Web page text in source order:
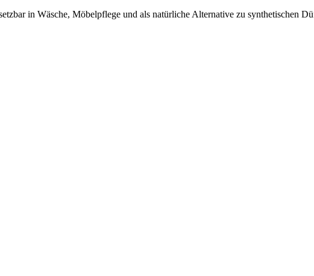
in Wäsche, Möbelpflege und als natürliche Alternative zu synthetischen